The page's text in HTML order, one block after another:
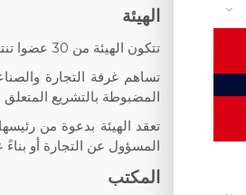
الهيئة
تتكون الهيئة من 30 عضوا تنتخبهم شركات جهة صفاقس لمدة 5 سنوات.
تساهم غرفة التجارة
المضبوطة بالتشريع
تعقد الهيئة بدعوة من
المسؤول عن التجارة أو
المكتب